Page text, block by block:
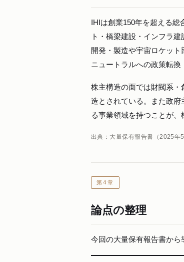
IHIは創業150年を超える
ト・橋梁建設・インフラ
開発・製造や宇宙ロケッ
ニュートラルへの政策転換
株主構造の面では財閥系
造とされている。また政
る事業領域を持つことが
出典：大量保有報告書（2025年
第4章
論点の整理
今回の大量保有報告書から